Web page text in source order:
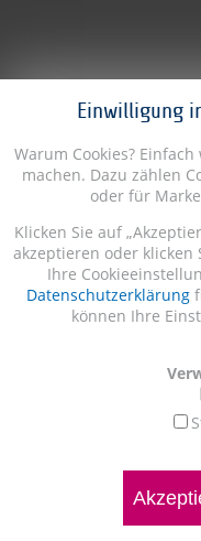
Einwilligung
Warum Cookies?
machen. Dazu zählen
oder für
Klicken Sie auf
akzeptieren oder
Ihre
Datenschutzerklärung
können Ihre